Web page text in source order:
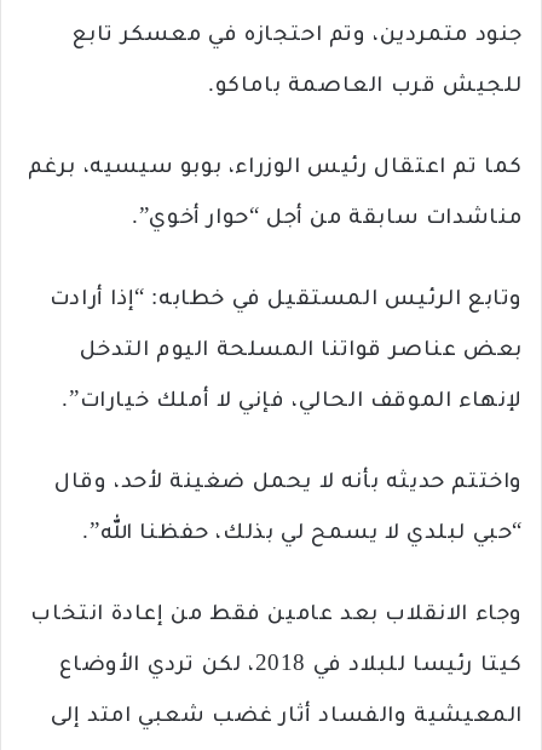
جنود متمردين، وتم احتجازه في معسكر تابع
للجيش قرب العاصمة باماكو.
كما تم اعتقال رئيس الوزراء، بوبو سيسيه، برغم
مناشدات سابقة من أجل “حوار أخوي”.
وتابع الرئيس المستقيل في خطابه: “إذا أرادت
بعض عناصر قواتنا المسلحة اليوم التدخل
لإنهاء الموقف الحالي، فإني لا أملك خيارات”.
واختتم حديثه بأنه لا يحمل ضغينة لأحد، وقال
“حبي لبلدي لا يسمح لي بذلك، حفظنا الله”.
وجاء الانقلاب بعد عامين فقط من إعادة انتخاب
كيتا رئيسا للبلاد في 2018، لكن تردي الأوضاع
المعيشية والفساد أثار غضب شعبي امتد إلى